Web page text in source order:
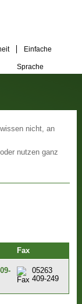
Einfache
Sprache
nicht, an
nutzen ganz
Fax
05263
409-249